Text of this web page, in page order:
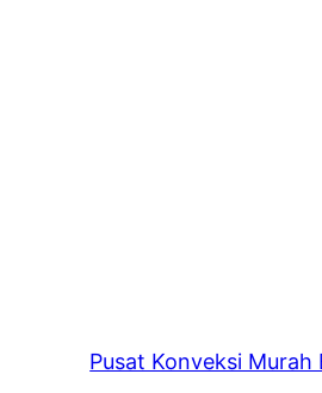
Pusat Konveksi